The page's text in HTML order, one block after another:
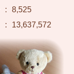
:
8,525
: 13,637,572